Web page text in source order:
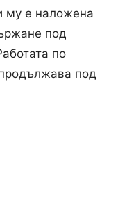
му е наложена
под
по
под